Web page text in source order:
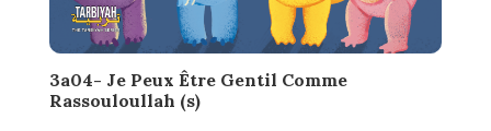
3a04- Je Peux Être Gentil Comme
Rassouloullah (s)